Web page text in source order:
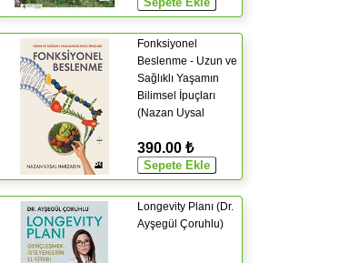
Fonksiyonel
Beslenme - Uzun ve
Sağlıklı Yaşamın
Bilimsel İpuçları
(Nazan Uysal
390.00 ₺
Longevity Planı (Dr.
Ayşegül Çoruhlu)